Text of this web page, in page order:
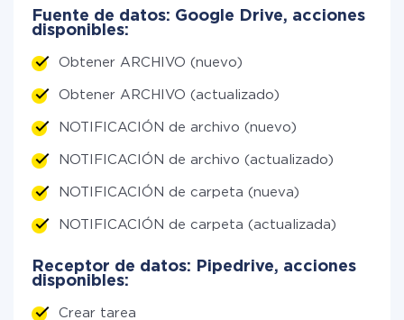
Fuente de datos: Google Drive, acciones
disponibles:
Obtener ARCHIVO (nuevo)
Obtener ARCHIVO (actualizado)
NOTIFICACIÓN de archivo (nuevo)
NOTIFICACIÓN de archivo (actualizado)
NOTIFICACIÓN de carpeta (nueva)
NOTIFICACIÓN de carpeta (actualizada)
Receptor de datos: Pipedrive, acciones
disponibles:
Crear tarea